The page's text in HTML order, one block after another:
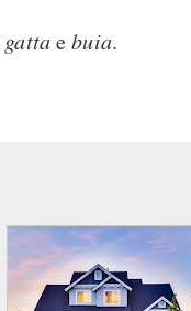
gattaebuia.